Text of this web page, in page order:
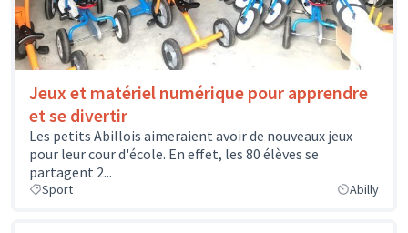
Jeux et matériel numérique pour apprendre
et se divertir
Les petits Abillois aimeraient avoir de nouveaux jeux
pour leur cour d'école. En effet, les 80 élèves se
partagent 2...
Sport Abilly